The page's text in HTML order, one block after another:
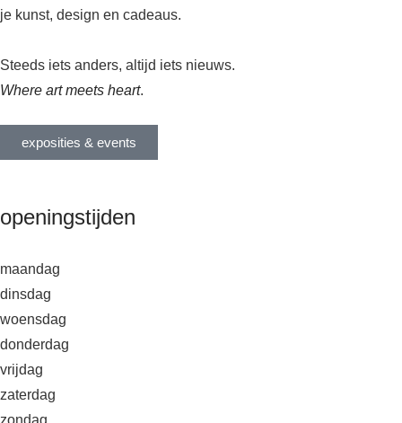
je kunst, design en cadeaus.
Steeds iets anders, altijd iets nieuws.
Where art meets heart.
exposities & events
openingstijden
maandag
dinsdag
woensdag
donderdag
vrijdag
zaterdag
zondag